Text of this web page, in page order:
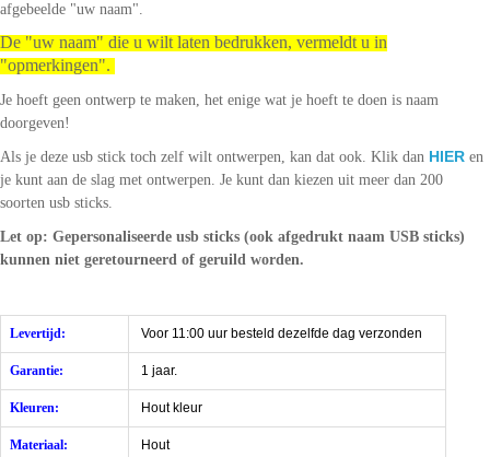
afgebeelde "uw naam".
De "uw naam" die u wilt laten bedrukken, vermeldt u in
"opmerkingen".
Je hoeft geen ontwerp te maken, het enige wat je hoeft te doen is naam
doorgeven!
Als je deze usb stick toch zelf wilt ontwerpen, kan dat ook. Klik dan HIER en
je kunt aan de slag met ontwerpen. Je kunt dan kiezen uit meer dan 200
soorten usb sticks.
Let op: Gepersonaliseerde usb sticks (ook afgedrukt naam USB sticks)
kunnen niet geretourneerd of geruild worden.
Levertijd: Voor 11:00 uur besteld dezelfde dag verzonden
Garantie: 1 jaar.
Kleuren: Hout kleur
Materiaal: Hout